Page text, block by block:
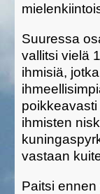
Suuressa
vallitsi vielä
ihmisiä,
ihmisten
vastaan
Paitsi